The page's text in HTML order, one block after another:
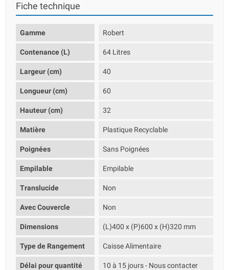
Fiche technique
Gamme Robert
Contenance (L) 64 Litres
Largeur (cm) 40
Longueur (cm) 60
Hauteur (cm) 32
Matière Plastique Recyclable
Poignées Sans Poignées
Empilable Empilable
Translucide Non
Avec Couvercle Non
Dimensions (L)400 x (P)600 x (H)320 mm
Type de Rangement Caisse Alimentaire
Délai pour quantité
10 à 15 jours - Nous contacter